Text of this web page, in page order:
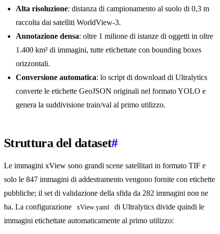
Alta risoluzione: distanza di campionamento al suolo di 0,3 m
raccolta dai satelliti WorldView-3.
Annotazione densa: oltre 1 milione di istanze di oggetti in oltre
1.400 km² di immagini, tutte etichettate con bounding boxes
orizzontali.
Conversione automatica: lo script di download di Ultralytics
converte le etichette GeoJSON originali nel formato YOLO e
genera la suddivisione train/val al primo utilizzo.
Struttura del dataset#
Le immagini xView sono grandi scene satellitari in formato TIF e
solo le 847 immagini di addestramento vengono fornite con etichette
pubbliche; il set di validazione della sfida da 282 immagini non ne
ha. La configurazione
xView.yaml
di Ultralytics divide quindi le
immagini etichettate automaticamente al primo utilizzo: